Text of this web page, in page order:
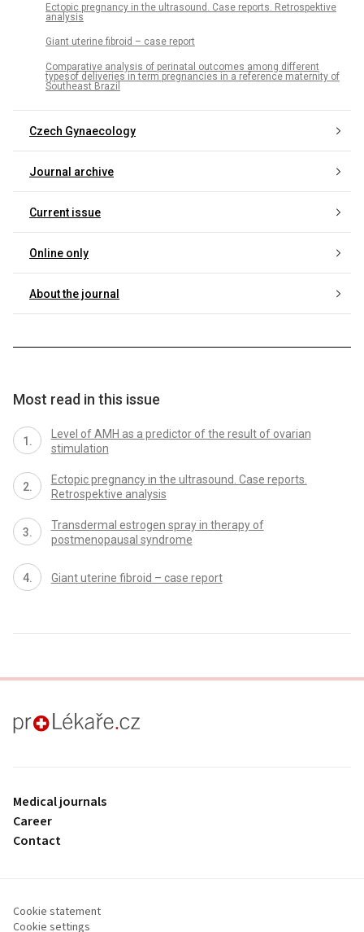
Ectopic pregnancy in the ultrasound. Case reports. Retrospektive
analysis
Giant uterine fibroid – case report
Comparative analysis of perinatal outcomes among different
typesof deliveries in term pregnancies in a reference maternity of
Southeast Brazil
Czech Gynaecology
Journal archive
Current issue
Online only
About the journal
Most read in this issue
Level of AMH as a predictor of the result of ovarian
stimulation
Ectopic pregnancy in the ultrasound. Case reports.
Retrospektive analysis
Transdermal estrogen spray in therapy of
postmenopausal syndrome
Giant uterine fibroid – case report
proLékaře.cz
Medical journals
Career
Contact
Cookie statement
Cookie settings